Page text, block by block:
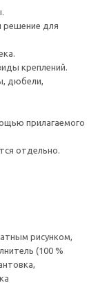
решение для
креплений.
дюбели,
прилагаемого
отдельно.
рисунком,
(100 %